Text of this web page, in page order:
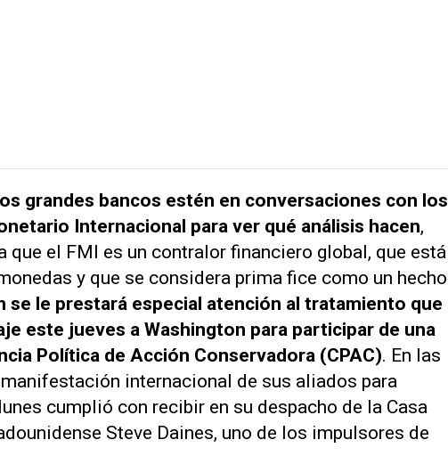
grandes bancos estén en conversaciones con los
Internacional para ver qué análisis hacen,
que el FMI es un contralor financiero global, que está
y que se considera prima fice como un hecho
se le prestará especial atención al tratamiento que
este jueves a Washington para participar de una
Política de Acción Conservadora (CPAC). En las
internacional de sus aliados para
cumplió con recibir en su despacho de la Casa
Steve Daines, uno de los impulsores de